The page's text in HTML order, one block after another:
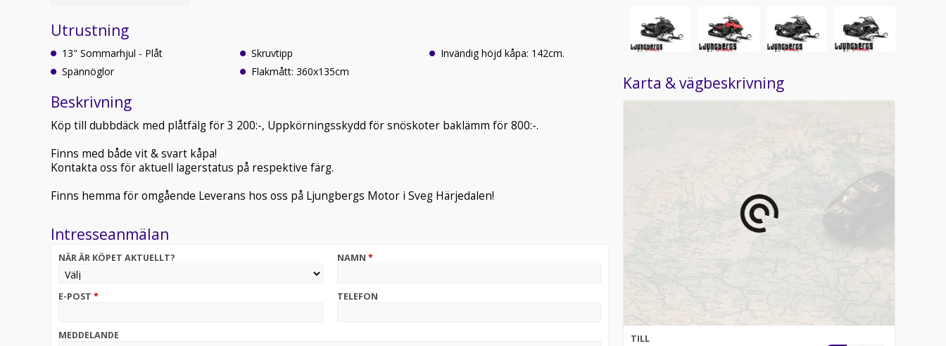
Utrustning
13" Sommarhjul - Plåt
Spännöglor
Skruvtipp
Flakmått: 360x135cm
Invändig höjd kåpa: 142cm.
Beskrivning
Köp till dubbdäck med plåtfälg för 3 200:-, Uppkörningsskydd för snöskoter baklämm för 800:-.
Finns med både vit & svart kåpa!
Kontakta oss för aktuell lagerstatus på respektive färg.
Finns hemma för omgående Leverans hos oss på Ljungbergs Motor i Sveg Härjedalen!
Intresseanmälan
NÄR ÄR KÖPET AKTUELLT? NAMN *
E-POST * TELEFON
MEDDELANDE
Karta & vägbeskrivning
TILL